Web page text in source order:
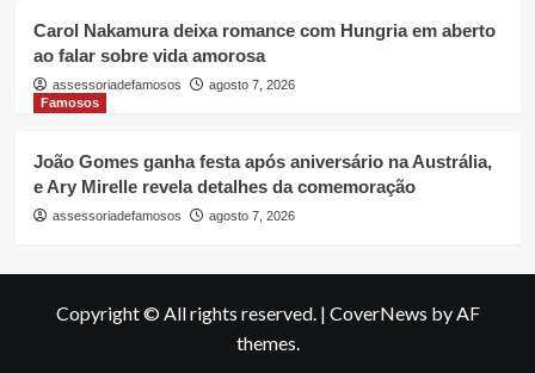
Carol Nakamura deixa romance com Hungria em aberto
ao falar sobre vida amorosa
assessoriadefamosos
agosto 7, 2026
Famosos
João Gomes ganha festa após aniversário na Austrália,
e Ary Mirelle revela detalhes da comemoração
assessoriadefamosos agosto 7, 2026
Copyright © All rights reserved. | CoverNews by AF
themes.